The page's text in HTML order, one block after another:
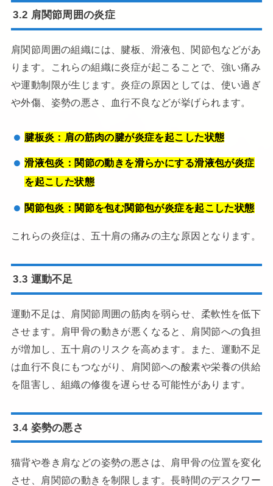
3.2 肩関節周囲の炎症
肩関節周囲の組織には、腱板、滑液包、関節包などがあ
ります。これらの組織に炎症が起こることで、強い痛み
や運動制限が生じます。炎症の原因としては、使い過ぎ
や外傷、姿勢の悪さ、血行不良などが挙げられます。
腱板炎：肩の筋肉の腱が炎症を起こした状態
滑液包炎：関節の動きを滑らかにする滑液包が炎症
を起こした状態
関節包炎：関節を包む関節包が炎症を起こした状態
これらの炎症は、五十肩の痛みの主な原因となります。
3.3 運動不足
運動不足は、肩関節周囲の筋肉を弱らせ、柔軟性を低下
させます。肩甲骨の動きが悪くなると、肩関節への負担
が増加し、五十肩のリスクを高めます。また、運動不足
は血行不良にもつながり、肩関節への酸素や栄養の供給
を阻害し、組織の修復を遅らせる可能性があります。
3.4 姿勢の悪さ
猫背や巻き肩などの姿勢の悪さは、肩甲骨の位置を変化
させ、肩関節の動きを制限します。長時間のデスクワー